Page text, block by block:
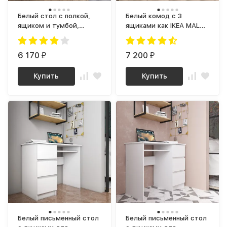
Белый стол с полкой,
ящиком и тумбой,
аналог ИКЕА ЭЙЛЕР (IKEA
EJLER) МС-1 правый
(МП/3) МС мори
6 170₽
Купить
Белый комод с 3
ящиками как IKEA MALM
(ИКЕА МАЛЬМ) МК 800.1
(МП/3) МС мори
7 200₽
Купить
Белый письменный стол
Белый письменный стол